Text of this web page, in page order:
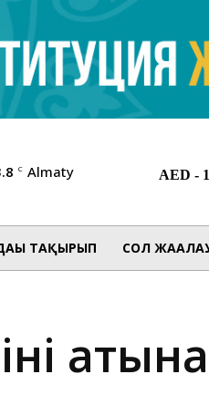
C Almaty
ТАҚЫРЫП СОЛ